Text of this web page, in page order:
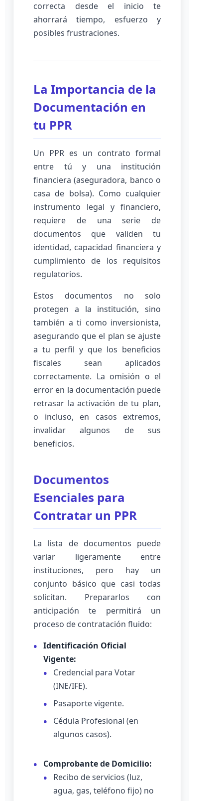
correcta desde el inicio te
ahorrará tiempo, esfuerzo y
posibles frustraciones.
La Importancia de la
Documentación en
tu PPR
Un PPR es un contrato formal
entre tú y una institución
financiera (aseguradora, banco o
casa de bolsa). Como cualquier
instrumento legal y financiero,
requiere de una serie de
documentos que validen tu
identidad, capacidad financiera y
cumplimiento de los requisitos
regulatorios.
Estos documentos no solo
protegen a la institución, sino
también a ti como inversionista,
asegurando que el plan se ajuste
a tu perfil y que los beneficios
fiscales sean aplicados
correctamente. La omisión o el
error en la documentación puede
retrasar la activación de tu plan,
o incluso, en casos extremos,
invalidar algunos de sus
beneficios.
Documentos
Esenciales para
Contratar un PPR
La lista de documentos puede
variar ligeramente entre
instituciones, pero hay un
conjunto básico que casi todas
solicitan. Prepararlos con
anticipación te permitirá un
proceso de contratación fluido:
Identificación Oficial
Vigente:
Credencial para Votar
(INE/IFE).
Pasaporte vigente.
Cédula Profesional (en
algunos casos).
Comprobante de Domicilio:
Recibo de servicios (luz,
agua, gas, teléfono fijo) no